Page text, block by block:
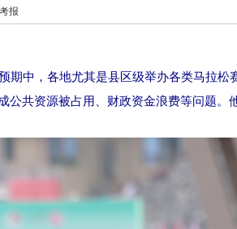
报
期中，各地尤其是县区级举办各类马拉松
公共资源被占用、财政资金浪费等问题。